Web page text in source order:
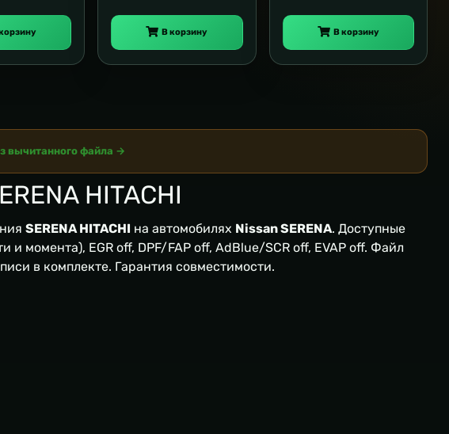
В корзину В корзину
вычитанного файла →
HITACHI
SERENA HITACHI на автомобилях Nissan SERENA. Доступные
и момента), EGR off, DPF/FAP off, AdBlue/SCR off, EVAP off. Файл
в комплекте. Гарантия совместимости.